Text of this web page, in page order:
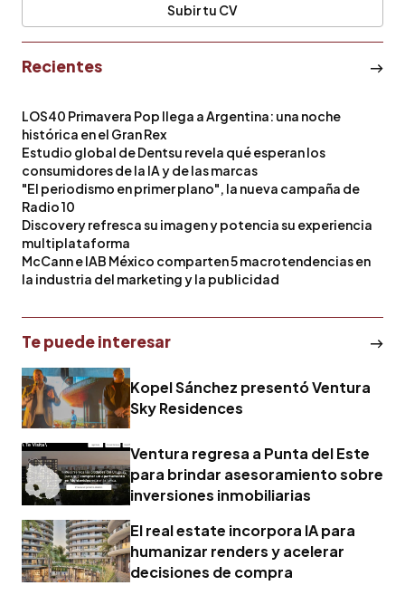
Subir tu CV
Recientes
LOS40 Primavera Pop llega a Argentina: una noche
histórica en el Gran Rex
Estudio global de Dentsu revela qué esperan los
consumidores de la IA y de las marcas
"El periodismo en primer plano", la nueva campaña de
Radio 10
Discovery refresca su imagen y potencia su experiencia
multiplataforma
McCann e IAB México comparten 5 macrotendencias en
la industria del marketing y la publicidad
Te puede interesar
Kopel Sánchez presentó Ventura
Sky Residences
Ventura regresa a Punta del Este
para brindar asesoramiento sobre
inversiones inmobiliarias
El real estate incorpora IA para
humanizar renders y acelerar
decisiones de compra